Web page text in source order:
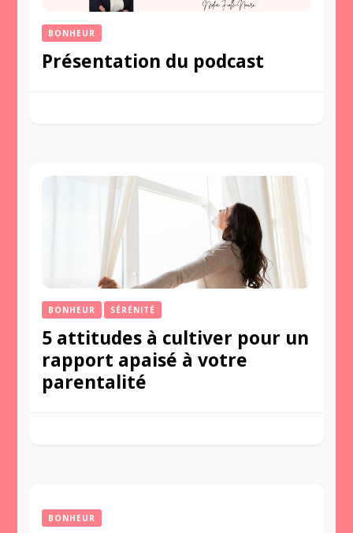
BONHEUR
Présentation du podcast
BONHEUR SÉRÉNITÉ
5 attitudes à cultiver pour un
rapport apaisé à votre
parentalité
BONHEUR